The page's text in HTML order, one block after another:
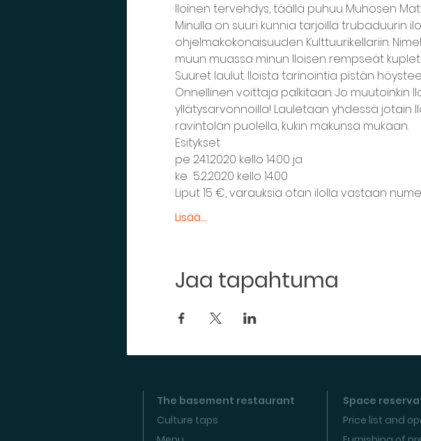
Iloinen tervehdys, täällä puhuu Muhosen
Minulla on suuri kunnia tarjoilla trubaduurin
ohjelmakokonaisuuden Kulttuurikellariin.
muun muassa minun Iloisen rempseät
Suuret laulut. Iloista tarinointia pistän
Onnellinen voittaja palkitaan. Jo muutoinkin
yllätysarvonnoilla! Lauletaan yhdessä jotain
ravintolan puolella, kukin makunsa mukaan.
Esitykset
pe 24.1.2020 kello 14.00 ja
ke  5.2.2020 kello 14.00
Liput 15 €, varauksia otan ilolla vastaan
Lisää...
Jaa tapahtuma
The basement restaurant
Culture taps
Space
Price list and